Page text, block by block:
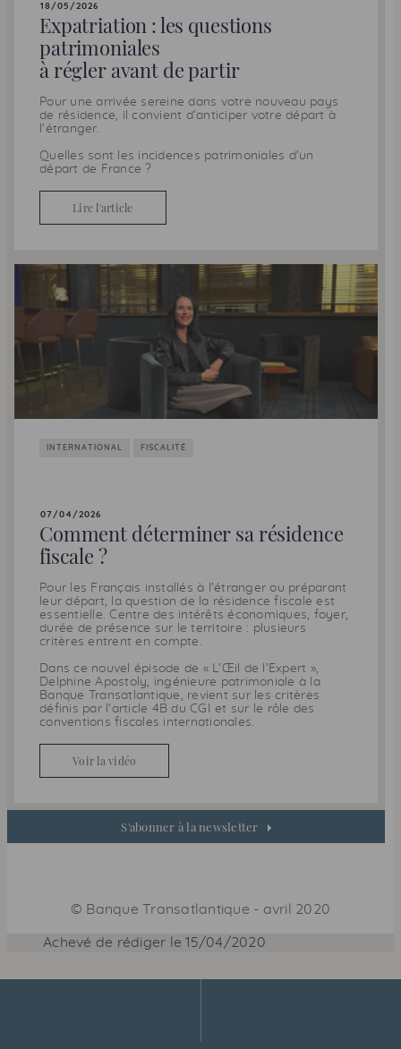
18/05/2026
Expatriation : les questions
patrimoniales
à régler avant de partir
Pour une arrivée sereine dans votre nouveau pays
de résidence, il convient d’anticiper votre départ à
l’étranger.
Quelles sont les incidences patrimoniales d’un
départ de France ?
Lire l'article
INTERNATIONAL FISCALITÉ
07/04/2026
Comment déterminer sa résidence
fiscale ?
Pour les Français installés à l’étranger ou préparant
leur départ, la question de la résidence fiscale est
essentielle. Centre des intérêts économiques, foyer,
durée de présence sur le territoire : plusieurs
critères entrent en compte.
Dans ce nouvel épisode de « L’Œil de l’Expert »,
Delphine Apostoly, ingénieure patrimoniale à la
Banque Transatlantique, revient sur les critères
définis par l’article 4B du CGI
et sur le rôle des
conventions fiscales internationales.
Voir la vidéo
S'abonner à la newsletter
© Banque Transatlantique - avril 2020
Achevé de rédiger le 15/04/2020